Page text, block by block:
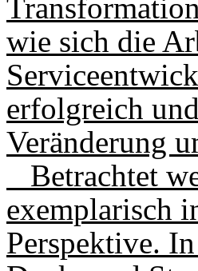
wie sich die
erfolgreich
Veränderung
Betrachtet
exemplarisch
Perspektive.